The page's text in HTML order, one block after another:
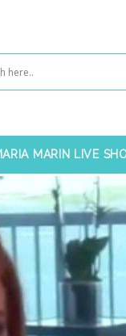
MARIN LIVE